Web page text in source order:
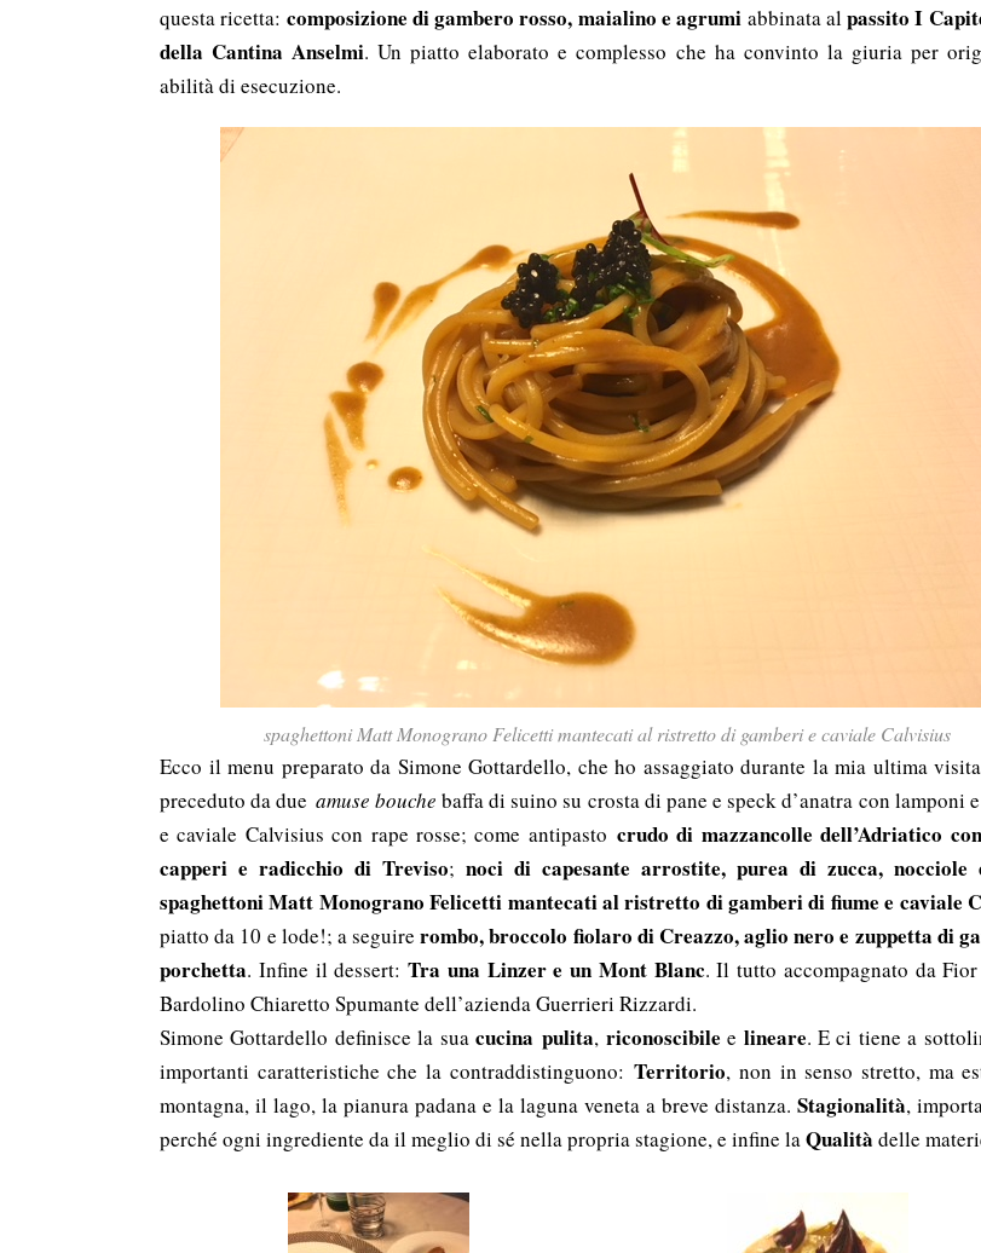
questa ricetta: composizione di gambero rosso, maialino e agrumi abbinata alpassito I
della Cantina Anselmi. Un piatto elaborato e complesso che ha convinto la giuria per
abilità di esecuzione.
spaghettoni Matt Monograno Felicetti mantecati al ristretto di gamberi e caviale Calvisius
Ecco il menu preparato da Simone Gottardello, che ho assaggiato durante la mia ultima
preceduto da due amuse bouche baffa di suino su crosta di pane e speck d’anatra con lamponi
e caviale Calvisius con rape rosse; come antipastocrudo di mazzancolle dell’Adriatico
capperi e radicchio di Treviso; noci di capesante arrostite, purea di zucca, nocciole
spaghettoni Matt Monograno Felicetti mantecati al ristretto di gamberi di fiume e caviale
piatto da 10 e lode!; a seguirerombo, broccolo fiolaro di Creazzo, aglio nero e zuppetta di
porchetta. Infine il dessert:Tra una Linzer e un Mont Blanc. Il tutto accompagnato da
Bardolino Chiaretto Spumante dell’azienda Guerrieri Rizzardi.
Simone Gottardello definisce la suacucina pulita, riconoscibile e lineare. E ci tiene a
importanti caratteristiche che la contraddistinguono:Territorio, non in senso stretto, ma
montagna, il lago, la pianura padana e la laguna veneta a breve distanza. Stagionalità,
perché ogni ingrediente da il meglio di sé nella propria stagione, e infine laQualità delle